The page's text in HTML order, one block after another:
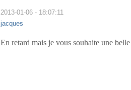
2013-01-06 - 18:07:11
jacques
En retard mais je vous souhaite une